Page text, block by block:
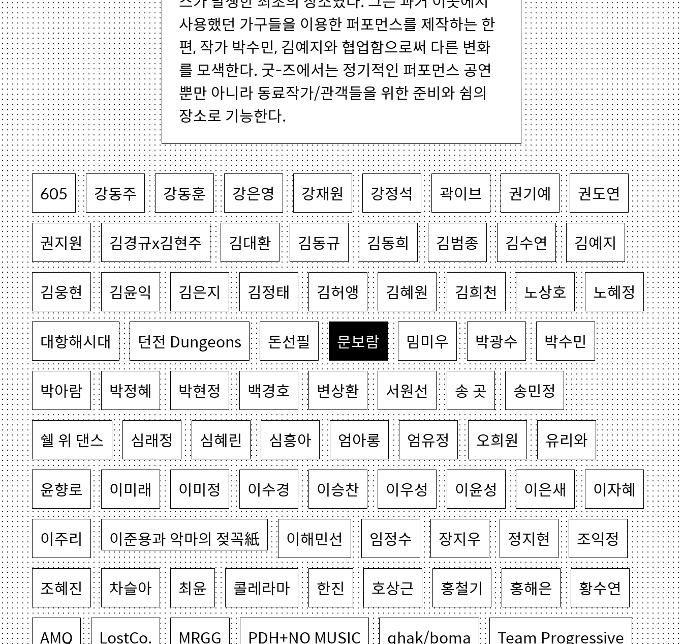
사용했던 가구들을 이용한 퍼포먼스를 제작하는 한
편, 작가 박수민, 김예지와 협업함으로써 다른 변화
를 모색한다. 굿-즈에서는 정기적인 퍼포먼스 공연
뿐만 아니라 동료작가/관객들을 위한 준비와 쉼의
장소로 기능한다.
605 강동주 강동훈 강은영 강재원 강정석 곽이브 권기예 권도연
권지원 김경규x김현주 김대환 김동규 김동희 김범종 김수연 김예지
김웅현 김윤익 김은지 김정태 김허앵 김혜원 김희천 노상호 노혜정
대항해시대 던전 Dungeons 돈선필 문보람 밈미우 박광수 박수민
박아람 박정혜 박현정 백경호 변상환 서원선 송 곳 송민정
쉘 위 댄스 심래정 심혜린 심흥아 엄아롱 엄유정 오희원 유리와
윤향로 이미래 이미정 이수경 이승찬 이우성 이윤성 이은새 이자혜
이주리 이준용과 악마의 젖꼭紙 이해민선 임정수 장지우 정지현 조익정
조혜진 차슬아 최윤 콜레라마 한진 호상근 홍철기 홍해은 황수연
AMQ LostCo. MRGG PDH+NO MUSIC qhak/boma Team Progressive